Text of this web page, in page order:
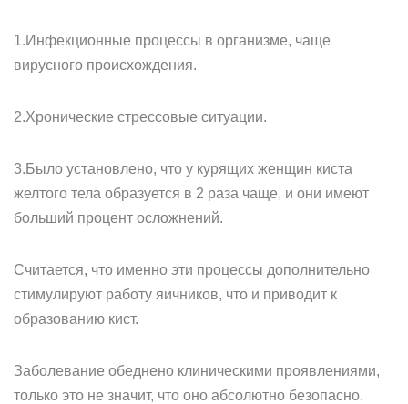
1.Инфекционные процессы в организме, чаще
вирусного происхождения.
2.Хронические стрессовые ситуации.
3.Было установлено, что у курящих женщин киста
желтого тела образуется в 2 раза чаще, и они имеют
больший процент осложнений.
Считается, что именно эти процессы дополнительно
стимулируют работу яичников, что и приводит к
образованию кист.
Заболевание обеднено клиническими проявлениями,
только это не значит, что оно абсолютно безопасно.